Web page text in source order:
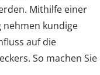
Mithilfe einer
kundige
auf die
So machen Sie